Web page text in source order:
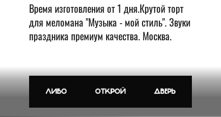
Время изготовления от 1 дня.Крутой торт
для меломана "Музыка - мой стиль". Звуки
праздника премиум качества. Москва.